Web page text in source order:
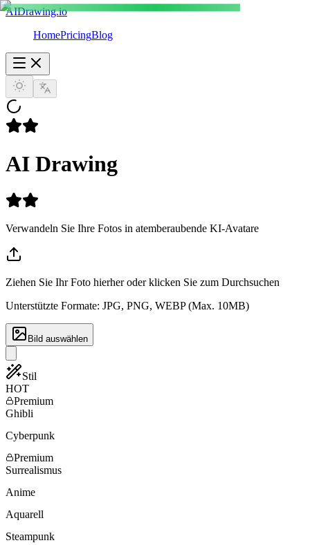
AIDrawing.io
HomePricingBlog
AI Drawing
Verwandeln Sie Ihre Fotos in atemberaubende KI-Avatare
Ziehen Sie Ihr Foto hierher oder klicken Sie zum Durchsuchen
Unterstützte Formate: JPG, PNG, WEBP (Max. 10MB)
Bild auswählen
Stil
HOT
Premium
Ghibli
Cyberpunk
Premium
Surrealismus
Anime
Aquarell
Steampunk